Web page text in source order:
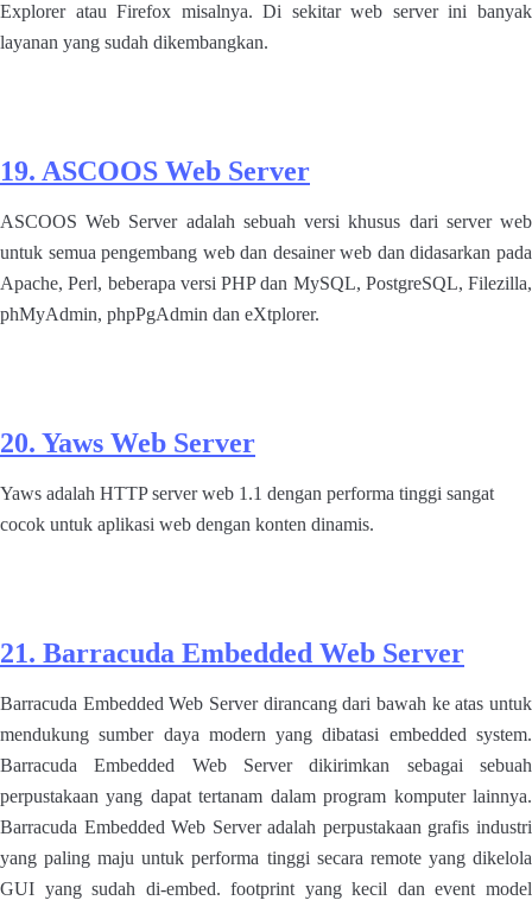
Explorer atau Firefox misalnya. Di sekitar web server ini banyak
layanan yang sudah dikembangkan.
19. ASCOOS Web Server
ASCOOS Web Server adalah sebuah versi khusus dari server web
untuk semua pengembang web dan desainer web dan didasarkan pada
Apache, Perl, beberapa versi PHP dan MySQL, PostgreSQL, Filezilla,
phMyAdmin, phpPgAdmin dan eXtplorer.
20. Yaws Web Server
Yaws adalah HTTP server web 1.1 dengan performa tinggi sangat
cocok untuk aplikasi web dengan konten dinamis.
21. Barracuda Embedded Web Server
Barracuda Embedded Web Server dirancang dari bawah ke atas untuk
mendukung sumber daya modern yang dibatasi embedded system.
Barracuda Embedded Web Server dikirimkan sebagai sebuah
perpustakaan yang dapat tertanam dalam program komputer lainnya.
Barracuda Embedded Web Server adalah perpustakaan grafis industri
yang paling maju untuk performa tinggi secara remote yang dikelola
GUI yang sudah di-embed. footprint yang kecil dan event model